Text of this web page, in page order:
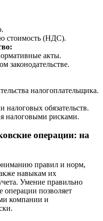
стоимость (НДС).
акты.
законодательстве.
налогоплательщика.
обязательств.
налоговыми рисками.
операции: на
правил и норм,
навыкам их
Умение правильно
операции позволяет
компании и